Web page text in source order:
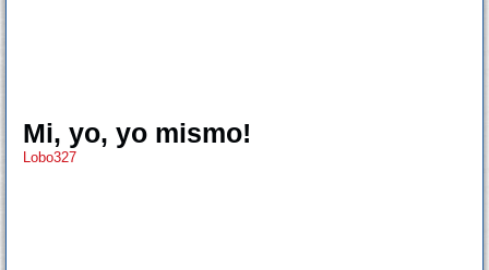
Mi, yo, yo mismo!
Lobo327